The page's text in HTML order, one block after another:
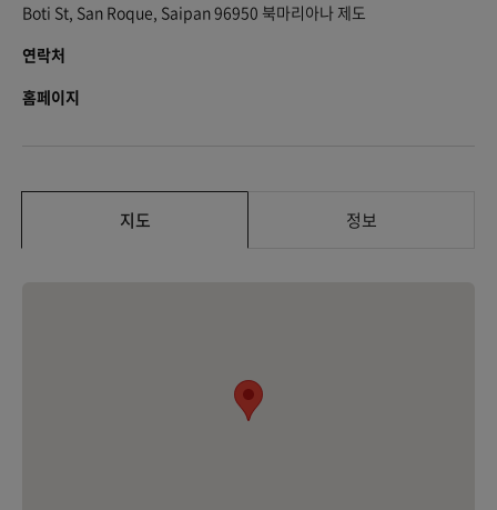
Boti St, San Roque, Saipan 96950 북마리아나 제도
연락처
홈페이지
지도 정보